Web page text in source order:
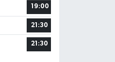
19:00
21:30
21:30